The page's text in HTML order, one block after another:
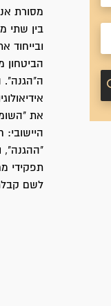
מסורת
בין שתי
ובייחוד
הביטחון
ה"הגנה".
את
"ההגנה",
תפקידי
לשם